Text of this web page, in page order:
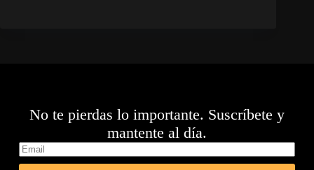
No te pierdas lo importante. Suscríbete y
mantente al día.